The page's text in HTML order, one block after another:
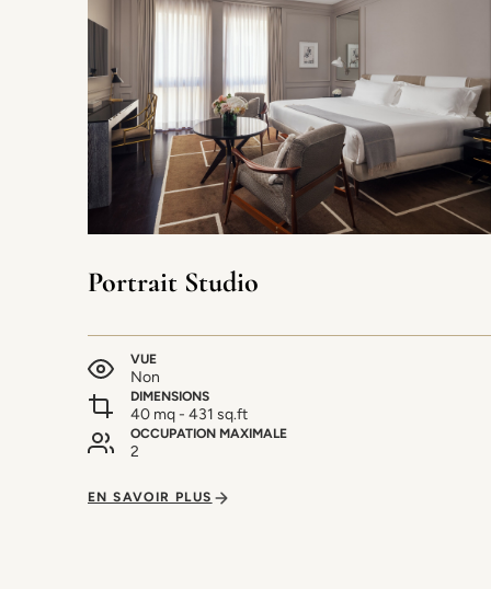
Portrait Studio
VUE
Non
DIMENSIONS
40 mq - 431 sq.ft
OCCUPATION MAXIMALE
2
EN SAVOIR PLUS